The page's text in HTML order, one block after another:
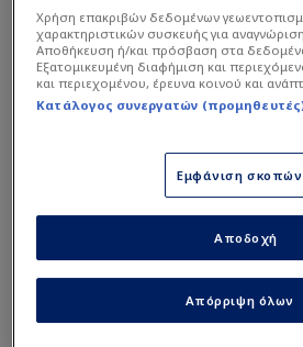
Διαβάστε επίσης...
Χρήση επακριβών δεδομένων
χαρακτηριστικών συσκευής για
Αποθήκευση ή/και πρόσβαση στα
Εξατομικευμένη διαφήμιση και
και περιεχομένου, έρευνα κοινού και
Κατάλογος συνεργατών
Εμφάνιση σκοπών
Απόρριψη όλων
Αποδοχή